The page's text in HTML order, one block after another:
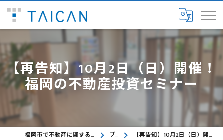
【再告知】10月2日（日）開催！
福岡の不動産投資セミナー
福岡市で不動産に関するご相談ならTAICAN株式会社 ブログ 【再告知】10月2日（日）開催！福岡の不動産投資セミナー